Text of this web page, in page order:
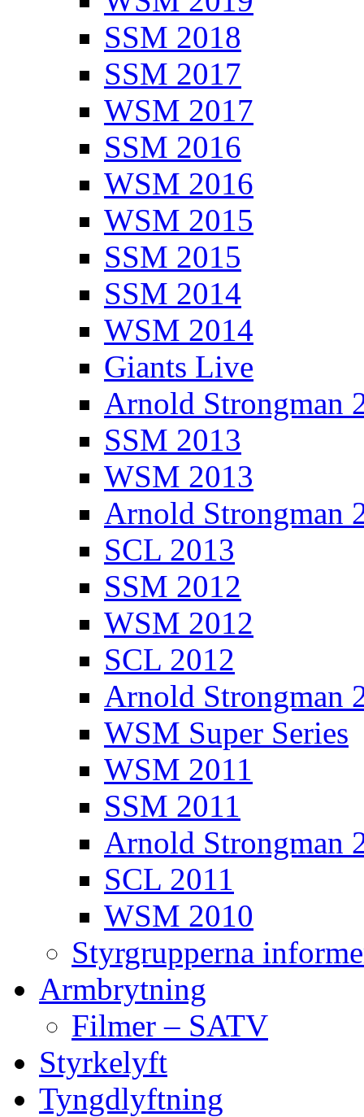
SSM 2018
SSM 2017
WSM 2017
SSM 2016
WSM 2016
WSM 2015
SSM 2015
SSM 2014
WSM 2014
Giants Live
Arnold Strongman
SSM 2013
WSM 2013
Arnold Strongman
SCL 2013
SSM 2012
WSM 2012
SCL 2012
Arnold Strongman
WSM Super Series
WSM 2011
SSM 2011
Arnold Strongman
SCL 2011
WSM 2010
Styrgrupperna
Armbrytning
Filmer – SATV
Styrkelyft
Tyngdlyftning